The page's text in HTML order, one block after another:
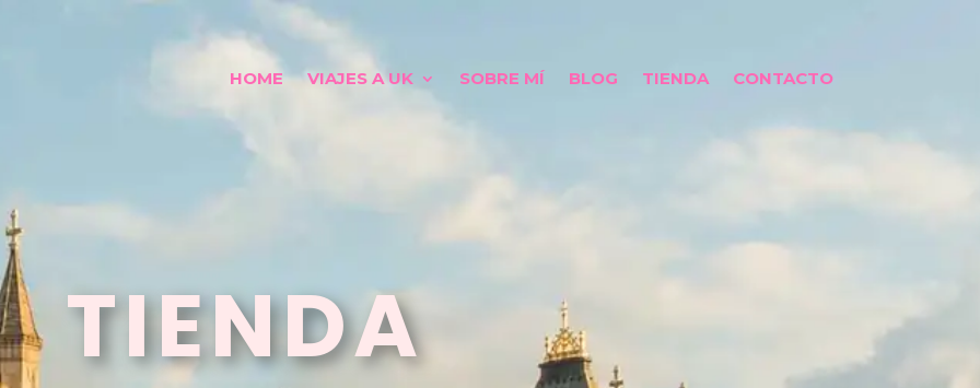
HOME VIAJES A UK SOBRE MÍ BLOG TIENDA CONTACTO
TIENDA